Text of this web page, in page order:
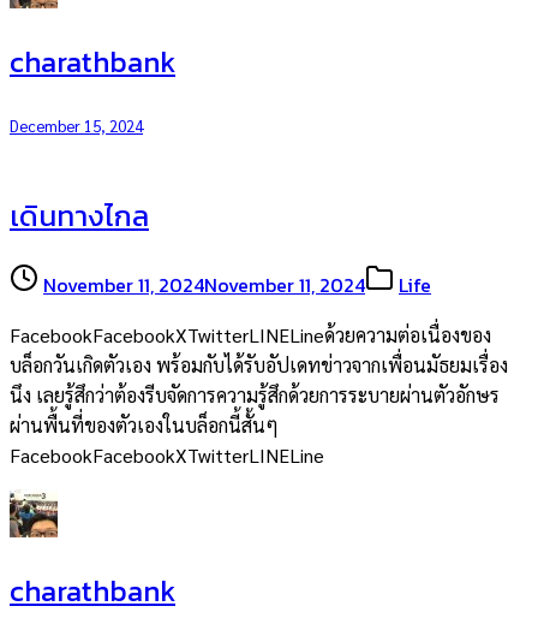
charathbank
December 15, 2024
เดินทางไกล
November 11, 2024November 11, 2024 Life
FacebookFacebookXTwitterLINELineด้วยความต่อเนื่องของ
บล็อกวันเกิดตัวเอง พร้อมกับได้รับอัปเดทข่าวจากเพื่อนมัธยมเรื่อง
นึง เลยรู้สึกว่าต้องรีบจัดการความรู้สึกด้วยการระบายผ่านตัวอักษร
ผ่านพื้นที่ของตัวเองในบล็อกนี้สั้นๆ
FacebookFacebookXTwitterLINELine
charathbank